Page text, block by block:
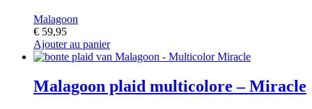
Malagoon
€ 59,95
Ajouter au panier
Malagoon plaid multicolore – Miracle